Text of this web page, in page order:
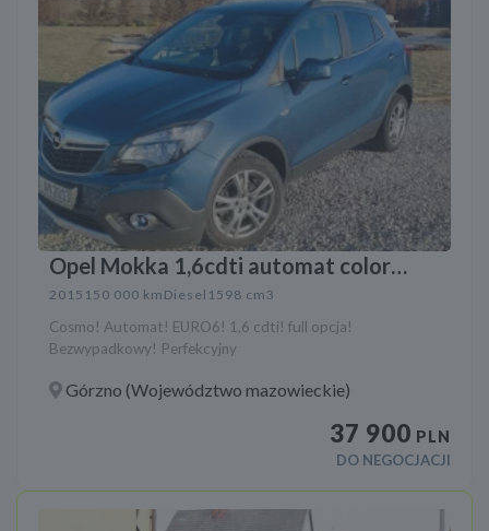
Opel Mokka 1,6cdti automat color
innowation
2015 150 000 km Diesel 1598 cm3
Cosmo! Automat! EURO6! 1,6 cdti! full opcja!
Bezwypadkowy! Perfekcyjny
Górzno (Województwo mazowieckie)
37 900 PLN
DO NEGOCJACJI